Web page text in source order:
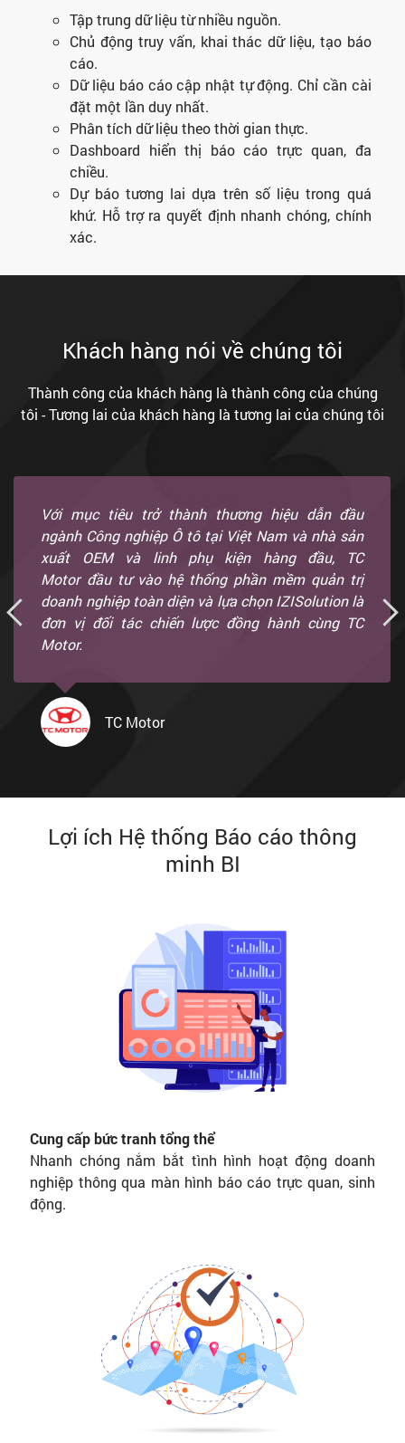
Tập trung dữ liệu từ nhiều nguồn.
Chủ động truy vấn, khai thác dữ liệu, tạo báo
cáo.
Dữ liệu báo cáo cập nhật tự động. Chỉ cần cài
đặt một lần duy nhất.
Phân tích dữ liệu theo thời gian thực.
Dashboard hiển thị báo cáo trực quan, đa
chiều.
Dự báo tương lai dựa trên số liệu trong quá
khứ. Hỗ trợ ra quyết định nhanh chóng, chính
xác.
Khách hàng nói về chúng tôi
Thành công của khách hàng là thành công của chúng
tôi - Tương lai của khách hàng là tương lai của chúng tôi
Với mục tiêu trở thành thương hiệu dẫn đầu
ngành Công nghiệp Ô tô tại Việt Nam và nhà sản
xuất OEM và linh phụ kiện hàng đầu, TC
Motor đầu tư vào hệ thống phần mềm quản trị
doanh nghiệp toàn diện và lựa chọn IZISolution là
đơn vị đối tác chiến lược đồng hành cùng TC
Motor.
TC Motor
Lợi ích Hệ thống Báo cáo thông
minh BI
Cung cấp bức tranh tổng thể
Nhanh chóng nắm bắt tình hình hoạt động doanh
nghiệp thông qua màn hình báo cáo trực quan, sinh
động.